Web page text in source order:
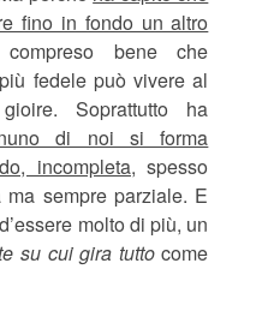
fino in fondo un altro
bene che
fedele può vivere al
Soprattutto ha
di noi si forma
incompleta, spesso
sempre parziale. E
molto di più, un
su cui gira tuttocome